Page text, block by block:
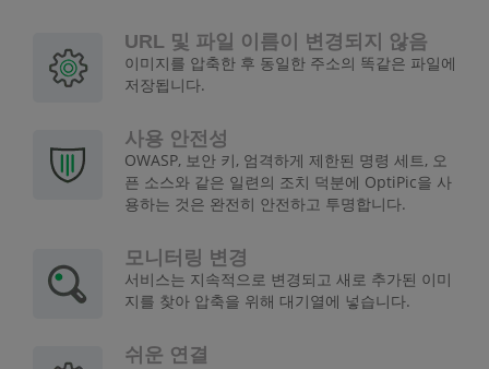
URL 및 파일 이름이 변경되지 않음
이미지를 압축한 후 동일한 주소의 똑같은 파일에
저장됩니다.
사용 안전성
OWASP, 보안 키, 엄격하게 제한된 명령 세트, 오
픈 소스와 같은 일련의 조치 덕분에 OptiPic을 사
용하는 것은 완전히 안전하고 투명합니다.
모니터링 변경
서비스는 지속적으로 변경되고 새로 추가된 이미
지를 찾아 압축을 위해 대기열에 넣습니다.
쉬운 연결